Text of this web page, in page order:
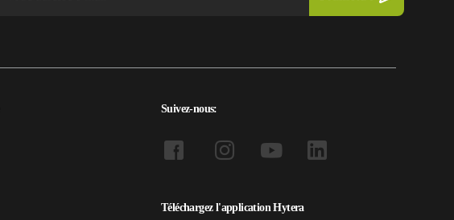
Suivez-nous:
Téléchargez l'application Hytera